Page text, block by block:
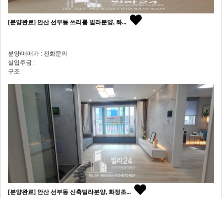
[분양완료] 안산 선부동 쓰리룸 빌라분양, 화...
분양/매매가 : 전화문의
실입주금 :
구조 :
[분양완료] 안산 선부동 신축빌라분양, 화정초...